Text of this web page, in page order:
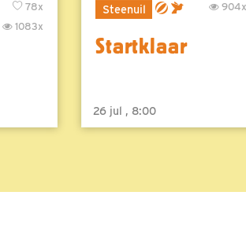
78x
1083x
Steenuil 904x
Startklaar
26 jul , 8:00